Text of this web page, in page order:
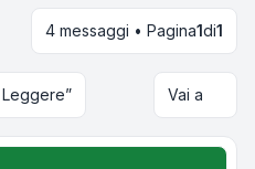
e ordinamento
4 messaggi • Pagina1di1
Vai a